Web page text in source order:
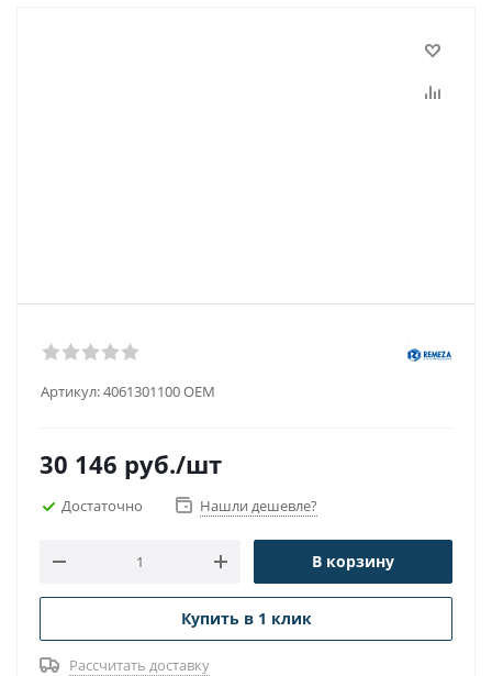
Артикул:4061301100 OEM
30 146 руб./шт
Достаточно Нашли дешевле?
В корзину
Купить в 1 клик
Рассчитать доставку